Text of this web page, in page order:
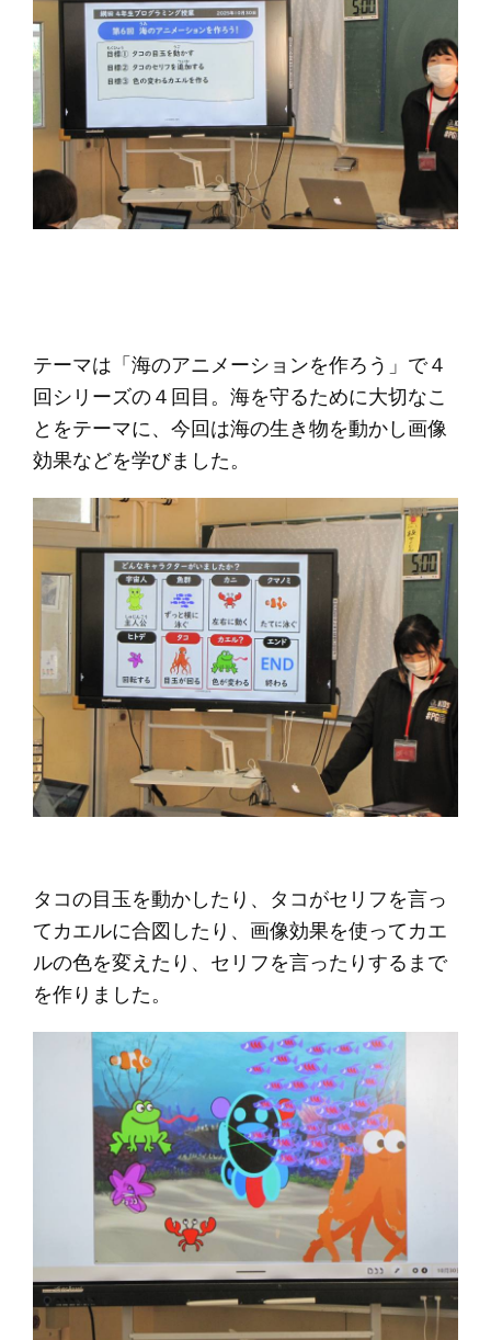
テーマは「海のアニメーションを作ろう」で４
回シリーズの４回目。海を守るために大切なこ
とをテーマに、今回は海の生き物を動かし画像
効果などを学びました。
タコの目玉を動かしたり、タコがセリフを言っ
てカエルに合図したり、画像効果を使ってカエ
ルの色を変えたり、セリフを言ったりするまで
を作りました。